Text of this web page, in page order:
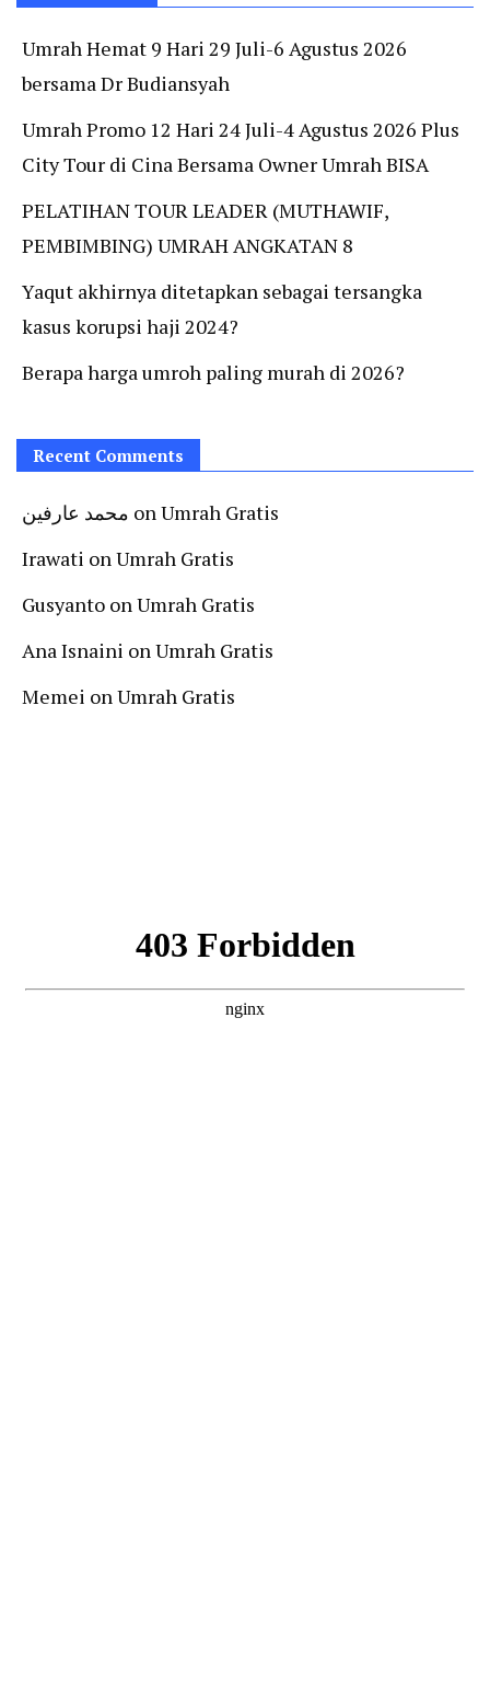
Umrah Hemat 9 Hari 29 Juli-6 Agustus 2026
bersama Dr Budiansyah
Umrah Promo 12 Hari 24 Juli-4 Agustus 2026 Plus
City Tour di Cina Bersama Owner Umrah BISA
PELATIHAN TOUR LEADER (MUTHAWIF,
PEMBIMBING) UMRAH ANGKATAN 8
Yaqut akhirnya ditetapkan sebagai tersangka
kasus korupsi haji 2024?
Berapa harga umroh paling murah di 2026?
Recent Comments
محمد عارفين onUmrah Gratis
Irawati onUmrah Gratis
Gusyanto onUmrah Gratis
Ana Isnaini onUmrah Gratis
Memei onUmrah Gratis